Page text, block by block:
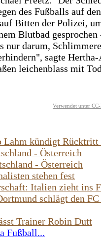
des Fußballs auf
Bitten der Polizei,
Blutbad gesprochen
nur darum,
sagte
leichenblass mit
Verwendet unter
kündigt Rücktritt
- Österreich
- Österreich
stehen fest
Italien zieht ins
schlägt den
Trainer Robin Dutt
Fußball...